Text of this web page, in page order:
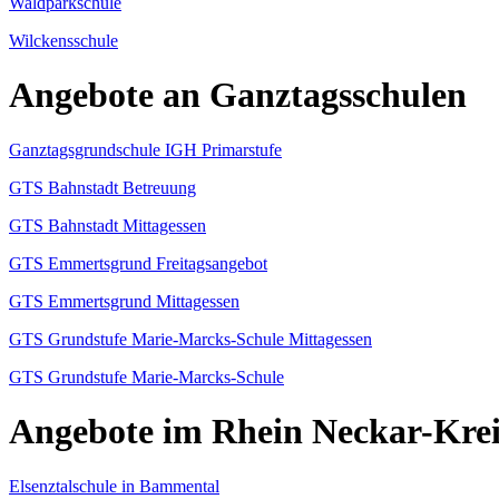
Wilckensschule
Angebote an Ganztagsschulen
Ganztagsgrundschule IGH Primarstufe
GTS Bahnstadt Betreuung
GTS Bahnstadt Mittagessen
GTS Emmertsgrund Freitagsangebot
GTS Emmertsgrund Mittagessen
GTS Grundstufe Marie-Marcks-Schule Mittagessen
GTS Grundstufe Marie-Marcks-Schule
Angebote im Rhein Neckar-
Elsenztalschule in Bammental